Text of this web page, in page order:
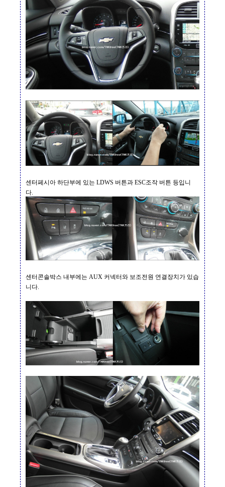
센터페시아 하단부에 있는 LDWS 버튼과 ESC조작 버튼 등입니
다
센터콘솔박스 내부에는 AUX 커넥터와 보조전원 연결장치가 있습
니다.